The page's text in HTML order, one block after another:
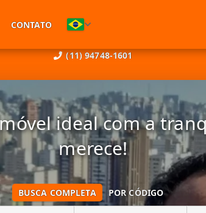
(11) 94748-1601
CONTATO
ideal com a
merece!
BUSCA COMPLETA POR CÓDIGO